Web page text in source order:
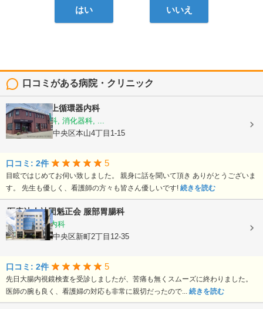
はい いいえ
口コミがある病院・クリニック
医療法人村上循環器内科
内科, 呼吸器科, 消化器科, ...
熊本県熊本市中央区本山4丁目1-15
口コミ: 2件 5
目眩ではじめてお伺い致しました。 親身に話を聞いて頂き ありがとうございま
す。 先生も優しく、看護師の方々も皆さん優しいです! 続きを読む
医療法人社団魁正会 服部胃腸科
消化器内科, 内科
熊本県熊本市中央区新町2丁目12-35
口コミ: 2件 5
先日大腸内視鏡検査を受診しましたが、苦痛も無くスムーズに終わりました。
医師の腕も良く、看護婦の対応も非常に親切だったので... 続きを読む